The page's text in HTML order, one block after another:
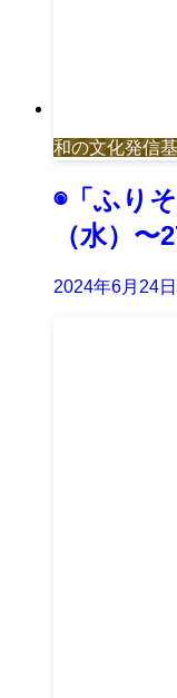
和の文化発信
◉「ふり
（水）〜
2024年6月24日